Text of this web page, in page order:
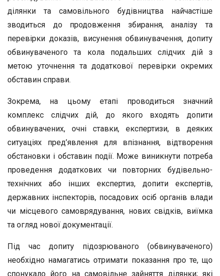
ділянки та самовільного будівництва найчастіше
зводиться до продовження збирання, аналізу та
перевірки доказів, висунення обвинувачення, допиту
обвинуваченого та кола подальших слідчих дій з
метою уточнення та додаткової перевірки окремих
обставин справи.
Зокрема, на цьому етапі проводиться значний
комплекс слідчих дій, до якого входять допити
обвинувачених, очні ставки, експертизи, в деяких
ситуаціях пред’явлення для впізнання, відтворення
обстановки і обставин події. Може виникнути потреба
проведення додаткових чи повторних будівельно-
технічних або інших експертиз, допити експертів,
державних інспекторів, посадових осіб органів влади
чи місцевого самоврядування, нових свідків, виїмка
та огляд нової документації.
Під час допиту підозрюваного (обвинуваченого)
необхідно намагатись отримати показання про те, що
спонукало його на самовільне зайняття ділянки; які